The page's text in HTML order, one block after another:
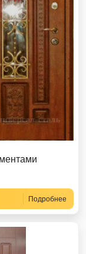
Подробнее